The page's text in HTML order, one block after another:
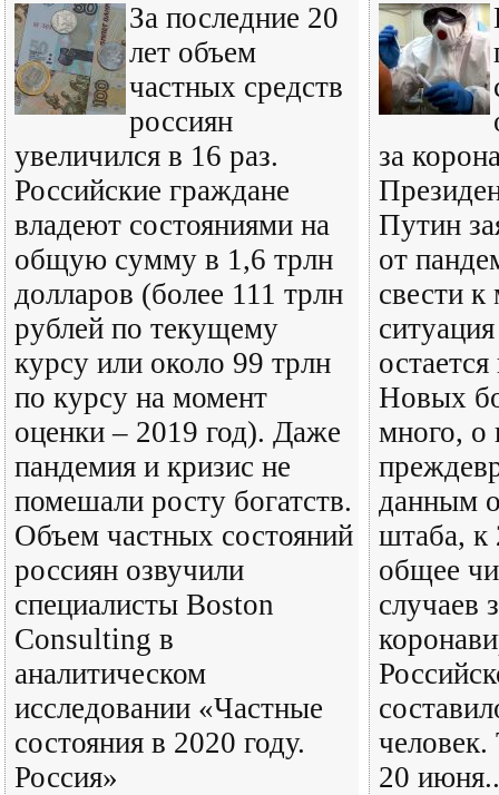
За последние 20
лет объем
частных средств
россиян
увеличился в 16 раз.
Российские граждане
владеют состояниями на
общую сумму в 1,6 трлн
долларов (более 111 трлн
рублей по текущему
курсу или около 99 трлн
по курсу на момент
оценки – 2019 год). Даже
пандемия и кризис не
помешали росту богатств.
Объем частных состояний
россиян озвучили
специалисты Boston
Consulting в
аналитическом
исследовании «Частные
состояния в 2020 году.
Россия»
за
Путин
от
свести
Новых
много, о
данным
штаба, к
общее
случаев
человек.
20